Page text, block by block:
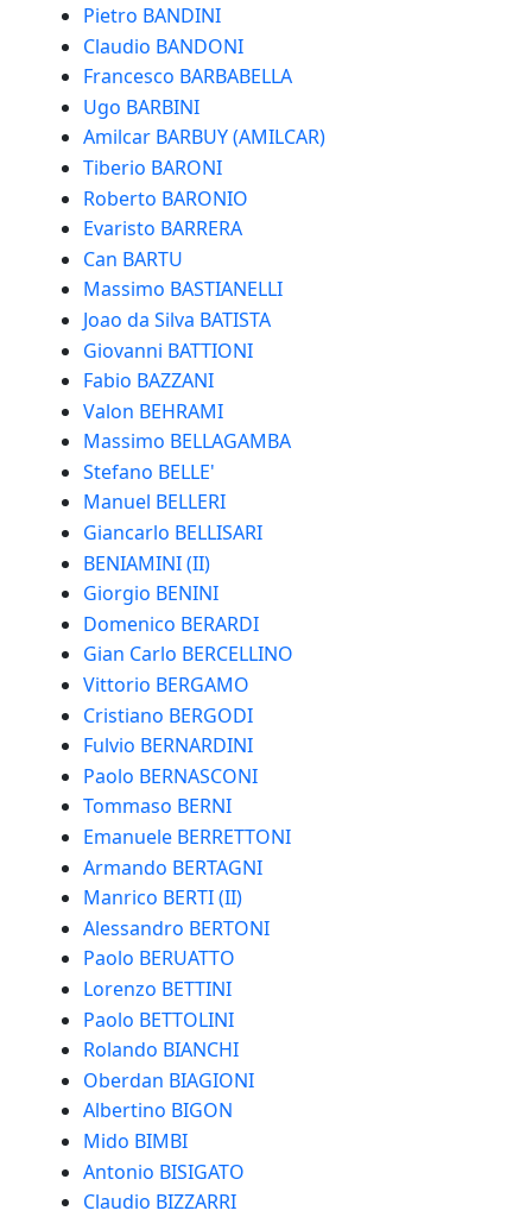
Pietro BANDINI
Claudio BANDONI
Francesco BARBABELLA
Ugo BARBINI
Amilcar BARBUY (AMILCAR)
Tiberio BARONI
Roberto BARONIO
Evaristo BARRERA
Can BARTU
Massimo BASTIANELLI
Joao da Silva BATISTA
Giovanni BATTIONI
Fabio BAZZANI
Valon BEHRAMI
Massimo BELLAGAMBA
Stefano BELLE'
Manuel BELLERI
Giancarlo BELLISARI
BENIAMINI (II)
Giorgio BENINI
Domenico BERARDI
Gian Carlo BERCELLINO
Vittorio BERGAMO
Cristiano BERGODI
Fulvio BERNARDINI
Paolo BERNASCONI
Tommaso BERNI
Emanuele BERRETTONI
Armando BERTAGNI
Manrico BERTI (II)
Alessandro BERTONI
Paolo BERUATTO
Lorenzo BETTINI
Paolo BETTOLINI
Rolando BIANCHI
Oberdan BIAGIONI
Albertino BIGON
Mido BIMBI
Antonio BISIGATO
Claudio BIZZARRI